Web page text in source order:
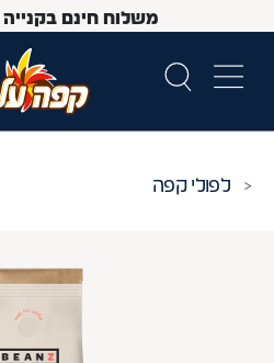
משלוח חינם
פולי קפה